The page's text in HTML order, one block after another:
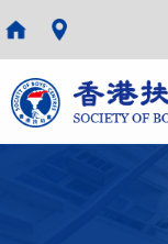
移至主內容